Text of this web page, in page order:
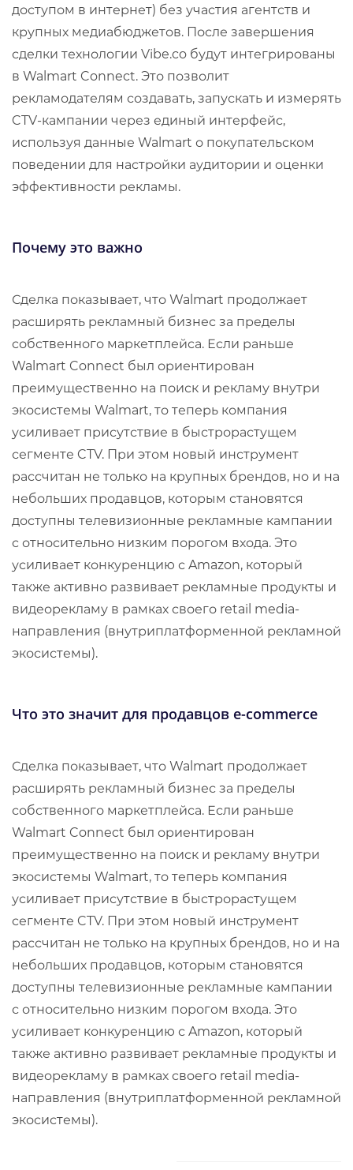
доступом в интернет) без участия агентств и
крупных медиабюджетов. После завершения
сделки технологии Vibe.co будут интегрированы
в Walmart Connect. Это позволит
рекламодателям создавать, запускать и измерять
CTV-кампании через единый интерфейс,
используя данные Walmart о покупательском
поведении для настройки аудитории и оценки
эффективности рекламы.
Почему это важно
Сделка показывает, что Walmart продолжает
расширять рекламный бизнес за пределы
собственного маркетплейса. Если раньше
Walmart Connect был ориентирован
преимущественно на поиск и рекламу внутри
экосистемы Walmart, то теперь компания
усиливает присутствие в быстрорастущем
сегменте CTV. При этом новый инструмент
рассчитан не только на крупных брендов, но и на
небольших продавцов, которым становятся
доступны телевизионные рекламные кампании
с относительно низким порогом входа. Это
усиливает конкуренцию с Amazon, который
также активно развивает рекламные продукты и
видеорекламу в рамках своего retail media-
направления (внутриплатформенной рекламной
экосистемы).
Что это значит для продавцов e-commerce
Сделка показывает, что Walmart продолжает
расширять рекламный бизнес за пределы
собственного маркетплейса. Если раньше
Walmart Connect был ориентирован
преимущественно на поиск и рекламу внутри
экосистемы Walmart, то теперь компания
усиливает присутствие в быстрорастущем
сегменте CTV. При этом новый инструмент
рассчитан не только на крупных брендов, но и на
небольших продавцов, которым становятся
доступны телевизионные рекламные кампании
с относительно низким порогом входа. Это
усиливает конкуренцию с Amazon, который
также активно развивает рекламные продукты и
видеорекламу в рамках своего retail media-
направления (внутриплатформенной рекламной
экосистемы).